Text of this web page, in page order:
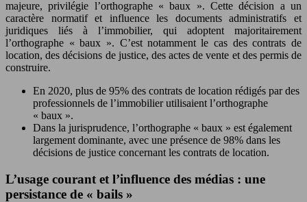
majeure, privilégie l’orthographe « baux ». Cette décision a un
caractère normatif et influence les documents administratifs et
juridiques liés à l’immobilier, qui adoptent majoritairement
l’orthographe « baux ». C’est notamment le cas des contrats de
location, des décisions de justice, des actes de vente et des permis de
construire.
En 2020, plus de 95% des contrats de location rédigés par des
professionnels de l’immobilier utilisaient l’orthographe
« baux ».
Dans la jurisprudence, l’orthographe « baux » est également
largement dominante, avec une présence de 98% dans les
décisions de justice concernant les contrats de location.
L’usage courant et l’influence des médias : une
persistance de « bails »